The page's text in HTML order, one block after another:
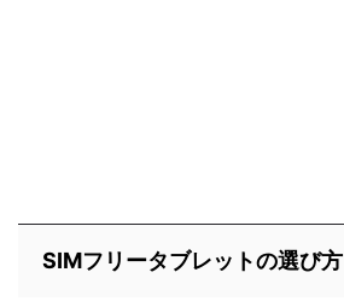
SIMフリータブレットの選び方